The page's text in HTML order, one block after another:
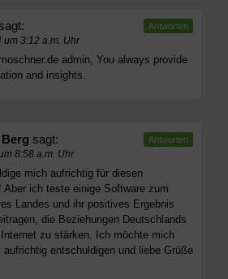
um 3:12 a.m. Uhr
admin, You always provide
and insights.
Antworten
sagt:
8:58 a.m. Uhr
mich aufrichtig für diesen
Aber ich teste einige Software zum
Landes und ihr positives Ergebnis
die Beziehungen Deutschlands
zu stärken. Ich möchte mich
aufrichtig entschuldigen und liebe Grüße
Antworten